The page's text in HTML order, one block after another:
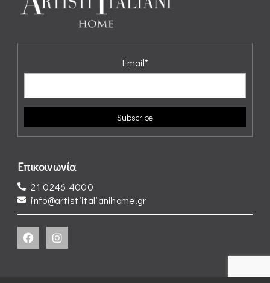
Email*
Επικοινωνία
21 0246 4000
info@artistiitalianihome.gr